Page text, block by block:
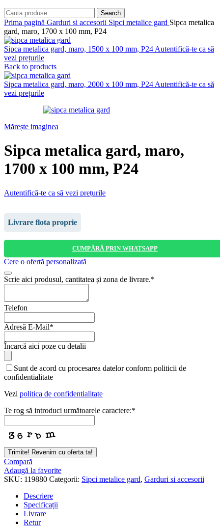
Search
Prima pagină Garduri si accesorii Sipci metalice gard Sipca metalica
gard, maro, 1700 x 100 mm, P24
Sipca metalica gard, maro, 1500 x 100 mm, P24 Autentifică-te ca să
vezi prețurile
Back to products
Sipca metalica gard, maro, 2000 x 100 mm, P24 Autentifică-te ca să
vezi prețurile
Mărește imaginea
Sipca metalica gard, maro,
1700 x 100 mm, P24
Autentifică-te ca să vezi prețurile
Livrare flota proprie
CUMPĂRĂ PRIN WHATSAPP
Cere o ofertă personalizată
Phone
Scrie aici produsul, cantitatea și zona de livrare.*
Telefon
Adresă E-Mail*
Încarcă aici poze cu detalii
Sunt de acord cu procesarea datelor conform politicii de
confidentialitate
Vezi politica de confidentialitate
Te rog să introduci următoarele caractere:*
Trimite! Revenim cu oferta ta!
Compară
Adaugă la favorite
SKU: 119880 Categorii: Sipci metalice gard, Garduri si accesorii
Descriere
Specificații
Livrare
Retur